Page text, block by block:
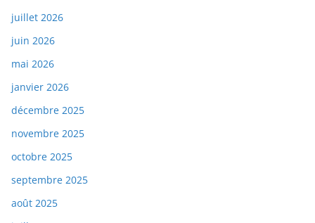
juillet 2026
juin 2026
mai 2026
janvier 2026
décembre 2025
novembre 2025
octobre 2025
septembre 2025
août 2025